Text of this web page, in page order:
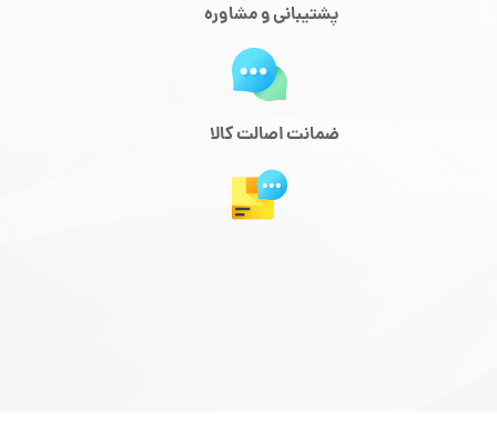
پشتیبانی و مشاوره
ضمانت اصالت کالا